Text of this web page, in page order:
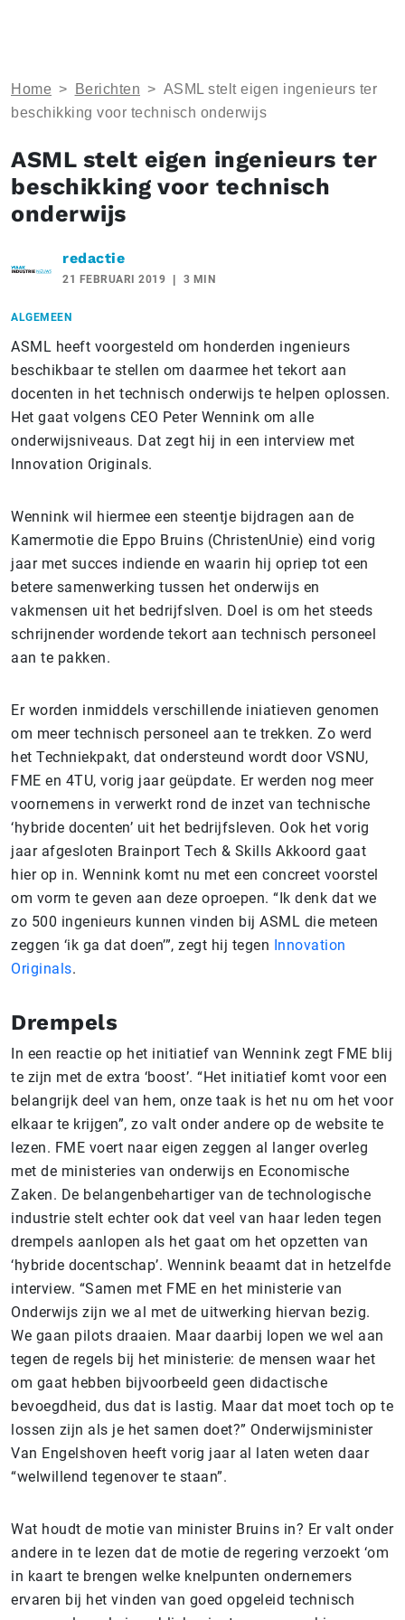
Home > Berichten > ASML stelt eigen ingenieurs ter
beschikking voor technisch onderwijs
ASML stelt eigen ingenieurs ter
beschikking voor technisch
onderwijs
redactie
21 FEBRUARI 2019 3 MIN
ALGEMEEN
ASML heeft voorgesteld om honderden ingenieurs
beschikbaar te stellen om daarmee het tekort aan
docenten in het technisch onderwijs te helpen oplossen.
Het gaat volgens CEO Peter Wennink om alle
onderwijsniveaus. Dat zegt hij in een interview met
Innovation Originals.
Wennink wil hiermee een steentje bijdragen aan de
Kamermotie die Eppo Bruins (ChristenUnie) eind vorig
jaar met succes indiende en waarin hij opriep tot een
betere samenwerking tussen het onderwijs en
vakmensen uit het bedrijfslven. Doel is om het steeds
schrijnender wordende tekort aan technisch personeel
aan te pakken.
Er worden inmiddels verschillende iniatieven genomen
om meer technisch personeel aan te trekken. Zo werd
het Techniekpakt, dat ondersteund wordt door VSNU,
FME en 4TU, vorig jaar geüpdate. Er werden nog meer
voornemens in verwerkt rond de inzet van technische
‘hybride docenten’ uit het bedrijfsleven. Ook het vorig
jaar afgesloten Brainport Tech & Skills Akkoord gaat
hier op in. Wennink komt nu met een concreet voorstel
om vorm te geven aan deze oproepen. “Ik denk dat we
zo 500 ingenieurs kunnen vinden bij ASML die meteen
zeggen ‘ik ga dat doen’”, zegt hij tegen Innovation
Originals.
Drempels
In een reactie op het initiatief van Wennink zegt FME blij
te zijn met de extra ‘boost’. “Het initiatief komt voor een
belangrijk deel van hem, onze taak is het nu om het voor
elkaar te krijgen”, zo valt onder andere op de website te
lezen. FME voert naar eigen zeggen al langer overleg
met de ministeries van onderwijs en Economische
Zaken. De belangenbehartiger van de technologische
industrie stelt echter ook dat veel van haar leden tegen
drempels aanlopen als het gaat om het opzetten van
‘hybride docentschap’. Wennink beaamt dat in hetzelfde
interview. “Samen met FME en het ministerie van
Onderwijs zijn we al met de uitwerking hiervan bezig.
We gaan pilots draaien. Maar daarbij lopen we wel aan
tegen de regels bij het ministerie: de mensen waar het
om gaat hebben bijvoorbeeld geen didactische
bevoegdheid, dus dat is lastig. Maar dat moet toch op te
lossen zijn als je het samen doet?” Onderwijsminister
Van Engelshoven heeft vorig jaar al laten weten daar
“welwillend tegenover te staan”.
Wat houdt de motie van minister Bruins in? Er valt onder
andere in te lezen dat de motie de regering verzoekt ‘om
in kaart te brengen welke knelpunten ondernemers
ervaren bij het vinden van goed opgeleid technisch